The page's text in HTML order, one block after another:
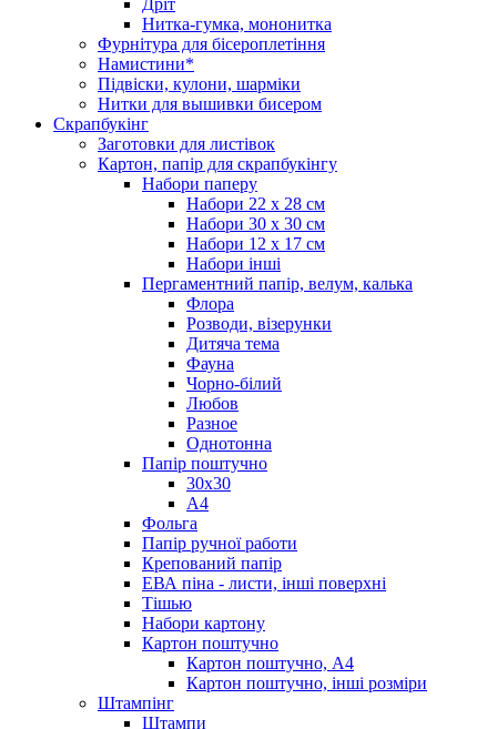
Нитка-гумка, мононитка
Фурнітура для бісероплетіння
Намистини*
Підвіски, кулони, шарміки
Нитки для вышивки бисером
Скрапбукінг
Заготовки для листівок
Картон, папір для скрапбукінгу
Набори паперу
Набори 22 х 28 см
Набори 30 х 30 см
Набори 12 х 17 см
Набори інші
Пергаментний папір, велум, калька
Флора
Розводи, візерунки
Дитяча тема
Фауна
Чорно-білий
Любов
Разное
Однотонна
Папір поштучно
30х30
А4
Фольга
Папір ручної работи
Крепований папір
ЕВА піна - листи, інші поверхні
Тішью
Набори картону
Картон поштучно
Картон поштучно, А4
Картон поштучно, інші розміри
Штампінг
Штампи